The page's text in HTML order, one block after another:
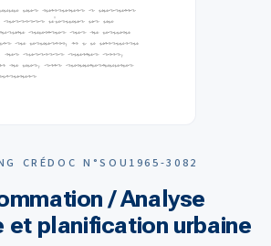
CRÉDOC N°SOU1965-3082
/ Analyse
et planification urbaine